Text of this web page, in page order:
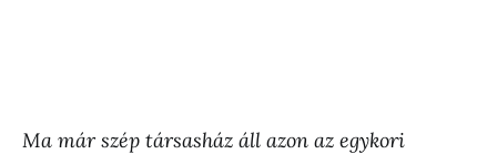
Ma már szép társasház áll azon az egykori